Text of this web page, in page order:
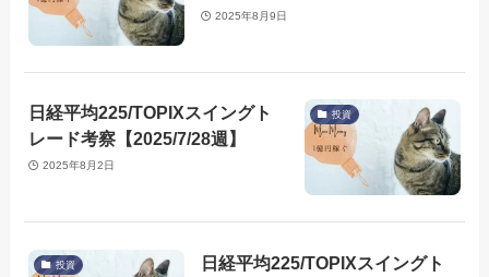
2025年8月9日
投資
日経平均225/TOPIXスイングト
レード考察【2025/7/28週】
2025年8月2日
投資
日経平均225/TOPIXスイングト